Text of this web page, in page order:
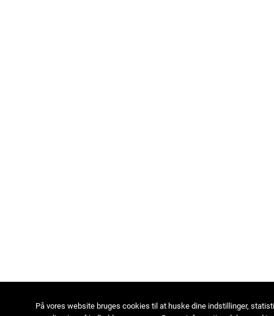
På vores website bruges cookies til at huske dine indstillinger,